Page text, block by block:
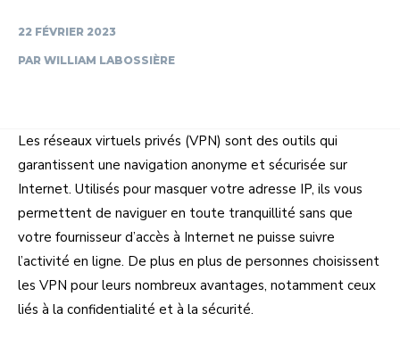
22 FÉVRIER 2023
PAR WILLIAM LABOSSIÈRE
Les réseaux virtuels privés (VPN) sont des outils qui
garantissent une navigation anonyme et sécurisée sur
Internet. Utilisés pour masquer votre adresse IP, ils vous
permettent de naviguer en toute tranquillité sans que
votre fournisseur d’accès à Internet ne puisse suivre
l’activité en ligne. De plus en plus de personnes choisissent
les VPN pour leurs nombreux avantages, notamment ceux
liés à la confidentialité et à la sécurité.